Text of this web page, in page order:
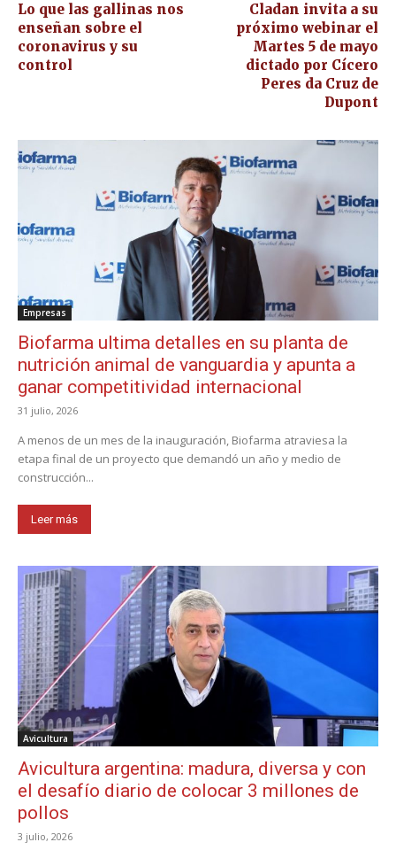
Lo que las gallinas nos
enseñan sobre el
coronavirus y su
control
Cladan invita a su
próximo webinar el
Martes 5 de mayo
dictado por Cícero
Peres da Cruz de
Dupont
Empresas
Biofarma ultima detalles en su planta de
nutrición animal de vanguardia y apunta a
ganar competitividad internacional
31 julio, 2026
A menos de un mes de la inauguración, Biofarma atraviesa la
etapa final de un proyecto que demandó un año y medio de
construcción...
Leer más
Avicultura
Avicultura argentina: madura, diversa y con
el desafío diario de colocar 3 millones de
pollos
3 julio, 2026